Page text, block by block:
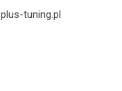
plus-tuning.pl